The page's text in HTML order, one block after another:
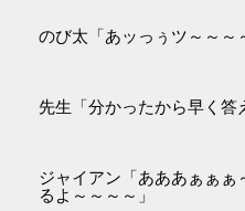
のび太「あッっぅツ～～～
先生「分かったから早く答
ジャイアン「あああぁぁぁ
るよ～～～～」